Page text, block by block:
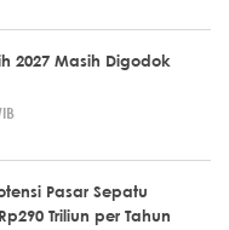
2027 Masih Digodok
Pasar Sepatu
Triliun per Tahun